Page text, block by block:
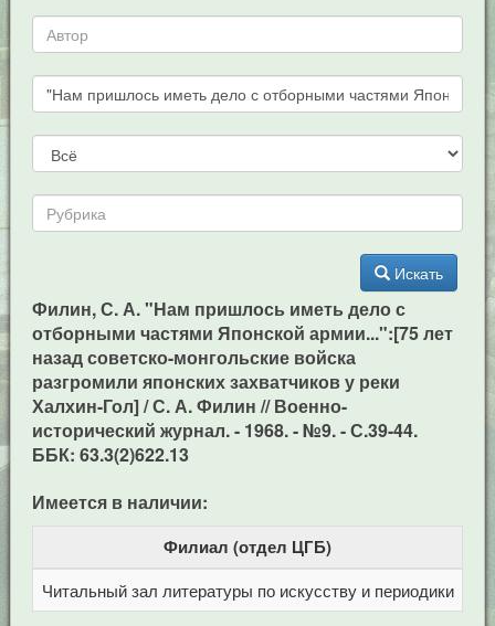
Искать
Филин, С. А. "Нам пришлось иметь дело с
отборными частями Японской армии...":[75 лет
назад советско-монгольские войска
разгромили японских захватчиков у реки
Халхин-Гол] / С. А. Филин // Военно-
исторический журнал. - 1968. - №9. - С.39-44.
ББК: 63.3(2)622.13
Имеется в наличии:
Филиал (отдел ЦГБ)
Читальный зал литературы по искусству и периодики